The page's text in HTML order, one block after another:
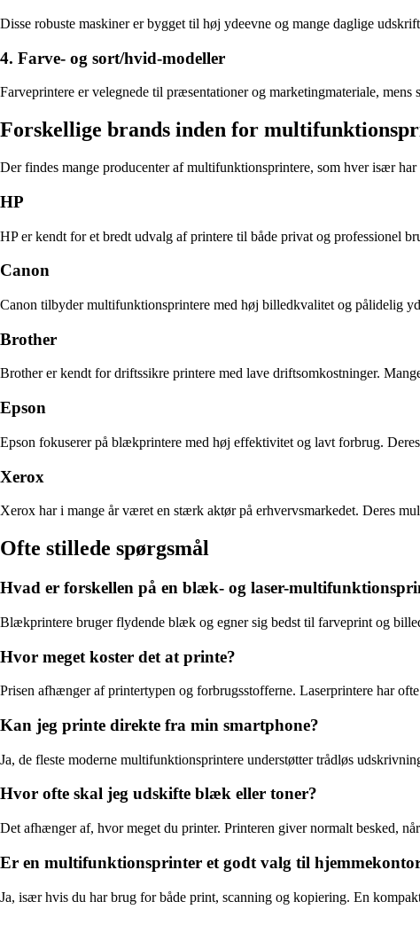
Disse robuste maskiner er bygget til høj ydeevne og mange daglige
4. Farve- og sort/hvid-modeller
Farveprintere er velegnede til præsentationer og marketingmateriale,
Forskellige brands inden for
Der findes mange producenter af multifunktionsprintere, som hver især har
HP
HP er kendt for et bredt udvalg af printere til både privat og professionel
Canon
Canon tilbyder multifunktionsprintere med høj billedkvalitet og pålidelig
Brother
Brother er kendt for driftssikre printere med lave driftsomkostninger.
Epson
Epson fokuserer på blækprintere med høj effektivitet og lavt forbrug.
Xerox
Xerox har i mange år været en stærk aktør på erhvervsmarkedet. Deres
Ofte stillede spørgsmål
Hvad er forskellen på en blæk- og laser-
Blækprintere bruger flydende blæk og egner sig bedst til farveprint og
Hvor meget koster det at printe?
Prisen afhænger af printertypen og forbrugsstofferne. Laserprintere har
Kan jeg printe direkte fra min smartphone?
Ja, de fleste moderne multifunktionsprintere understøtter trådløs
Hvor ofte skal jeg udskifte blæk eller toner?
Det afhænger af, hvor meget du printer. Printeren giver normalt besked,
Er en multifunktionsprinter et godt valg til
Ja, især hvis du har brug for både print, scanning og kopiering. En